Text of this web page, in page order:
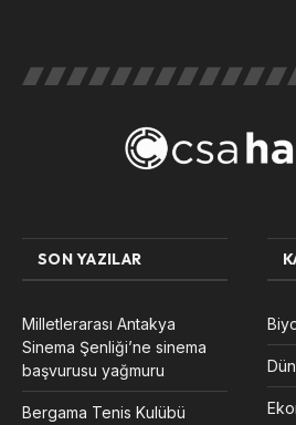
SON YAZILAR
Milletlerarası Antakya
Sinema Şenliği’ne sinema
başvurusu yağmuru
Bergama Tenis Kulübü